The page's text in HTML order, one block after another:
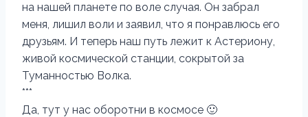
на нашей планете по воле случая. Он забрал
меня, лишил воли и заявил, что я понравлюсь его
друзьям. И теперь наш путь лежит к Астериону,
живой космической станции, сокрытой за
Туманностью Волка.
***
Да, тут у нас оборотни в космосе 🙂